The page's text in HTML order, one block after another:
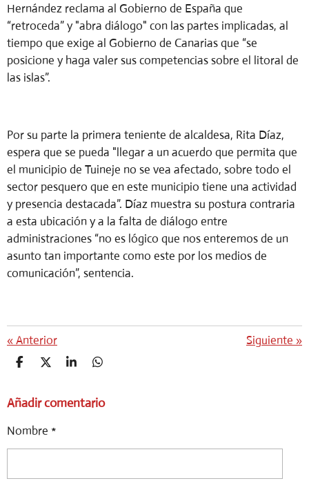
Hernández reclama al Gobierno de España que
“retroceda” y "abra diálogo" con las partes implicadas, al
tiempo que exige al Gobierno de Canarias que “se
posicione y haga valer sus competencias sobre el litoral de
las islas”.
Por su parte la primera teniente de alcaldesa, Rita Díaz,
espera que se pueda "llegar a un acuerdo que permita que
el municipio de Tuineje no se vea afectado, sobre todo el
sector pesquero que en este municipio tiene una actividad
y presencia destacada”. Díaz muestra su postura contraria
a esta ubicación y a la falta de diálogo entre
administraciones “no es lógico que nos enteremos de un
asunto tan importante como este por los medios de
comunicación”, sentencia.
«Anterior Siguiente »
C
P
R
T
I
C
P
R
T
I
C
P
I
C
P
I
Añadir comentario
Nombre *